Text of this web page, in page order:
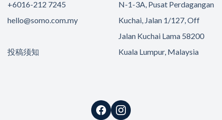
+6016-212 7245
hello@somo.com.my
投稿须知
N-1-3A, Pusat Perdagangan
Kuchai, Jalan 1/127, Off
Jalan Kuchai Lama 58200
Kuala Lumpur, Malaysia